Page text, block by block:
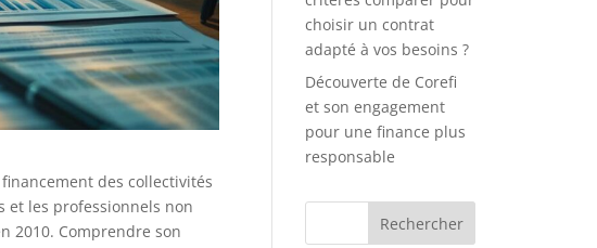
des collectivités
et les professionnels non
2010. Comprendre son
choisir un contrat
adapté à vos besoins ?
Découverte de Corefi
et son engagement
pour une finance plus
responsable